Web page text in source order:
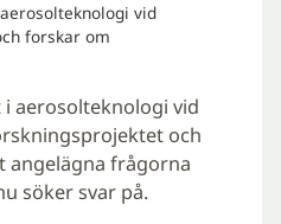
vid
forskar om
i aerosolteknologi vid
och
angelägna frågorna
söker svar på.